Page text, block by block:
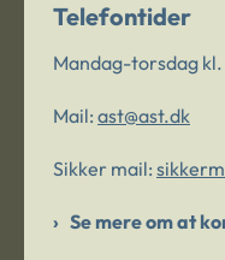
Telefontider
Mandag-torsdag kl.
Mail: ast@ast.dk
Sikker mail:
Se mere om at